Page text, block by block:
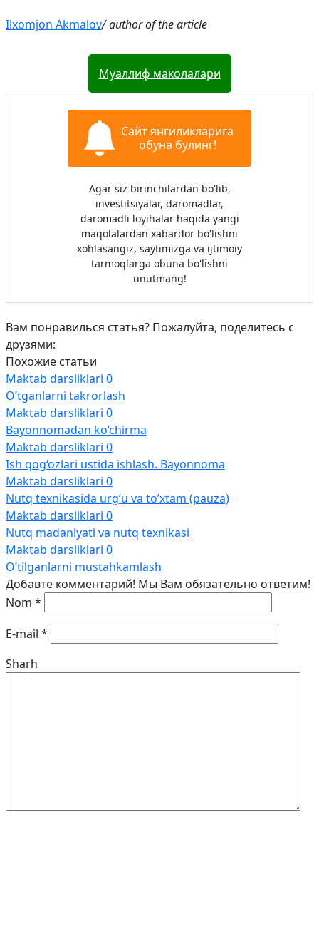
Ilxomjon Akmalov/ author of the article
Муаллиф маколалари
Сайт янгиликларига
обуна булинг!
Agar siz birinchilardan bo'lib,
investitsiyalar, daromadlar,
daromadli loyihalar haqida yangi
maqolalardan xabardor bo'lishni
xohlasangiz, saytimizga va ijtimoiy
tarmoqlarga obuna bo'lishni
unutmang!
Вам понравилься статья? Пожалуйта, поделитесь с
друзями:
Похожие статьи
Maktab darsliklari 0
O’tganlarni takrorlash
Maktab darsliklari 0
Bayonnomadan ko’chirma
Maktab darsliklari 0
Ish qog‘ozlari ustida ishlash. Bayonnoma
Maktab darsliklari 0
Nutq texnikasida urg’u va to’xtam (pauza)
Maktab darsliklari 0
Nutq madaniyati va nutq texnikasi
Maktab darsliklari 0
O’tilganlarni mustahkamlash
Добавте комментарий! Мы Вам обязательно ответим!
Nom *
E-mail *
Sharh